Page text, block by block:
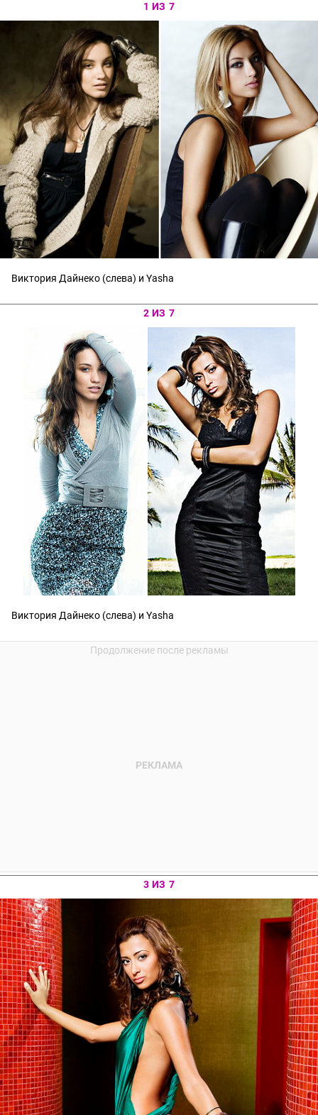
1 ИЗ 7
Виктория Дайнеко (слева) и Yasha
2 ИЗ 7
Виктория Дайнеко (слева) и Yasha
3 ИЗ 7